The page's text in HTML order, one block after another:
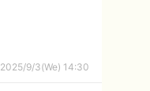
2025/9/3(We) 14:30